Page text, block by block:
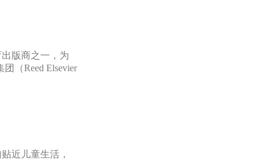
版商之一，为
（Reed Elsevier
近儿童生活，